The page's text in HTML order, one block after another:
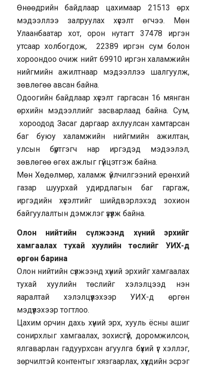
Өнөөдрийн байдлаар цахимаар 21513 өрх
мэдээллээ залруулах хүсэлт өгчээ. Мөн
Улаанбаатар хот, орон нутагт 37478 иргэн
утсаар холбогдож, 22389 иргэн сум болон
хороондоо очиж нийт 69910 иргэн халамжийн
нийгмийн ажилтнаар мэдээллээ шалгуулж,
зөвлөгөө авсан байна.
Одоогийн байдлаар хүсэлт гаргасан 16 мянган
өрхийн мэдээллийг засварлаад байна. Сум,
хороодод Засаг даргаар ахлуулсан хамтарсан
баг буюу халамжийн нийгмийн ажилтан,
улсын бүртгэгч нар иргэдэд мэдээлэл,
зөвлөгөө өгөх ажлыг гүйцэтгэж байна.
Мөн Хөдөлмөр, халамж үйлчилгээний ерөнхий
газар шуурхай удирдлагын баг гаргаж,
иргэдийн хүсэлтийг шийдвэрлэхэд зохион
байгуулалтын дэмжлэг үзүүлж байна.
Олон нийтийн сүлжээнд хүний эрхийг
хамгаалах тухай хуулийн төслийг УИХ-д
өргөн барина
Олон нийтийн сүлжээнд хүний эрхийг хамгаалах
тухай хуулийн төслийг хэлэлцээд нэн
яаралтай хэлэлцүүлэхээр УИХ-д өргөн
мэдүүлэхээр тогтлоо.
Цахим орчин дахь хүний эрх, хууль ёсны ашиг
сонирхлыг хамгаалах, зохисгүй, доромжилсон,
ялгаварлан гадуурхсан агуулга бүхий үг хэллэг,
зөрчилтэй контентыг хязгаарлах, хүүхдийн эсрэг